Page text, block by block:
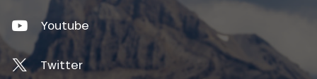
Youtube
Twitter